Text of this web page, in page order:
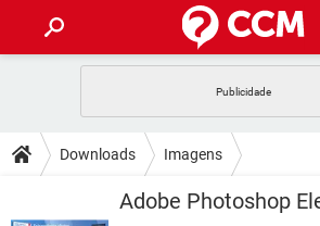
CELULAR
EXCEL
DICAS
JOGOS
CELULAR FACEBOOK
Downloads Imagens
Adobe Photoshop